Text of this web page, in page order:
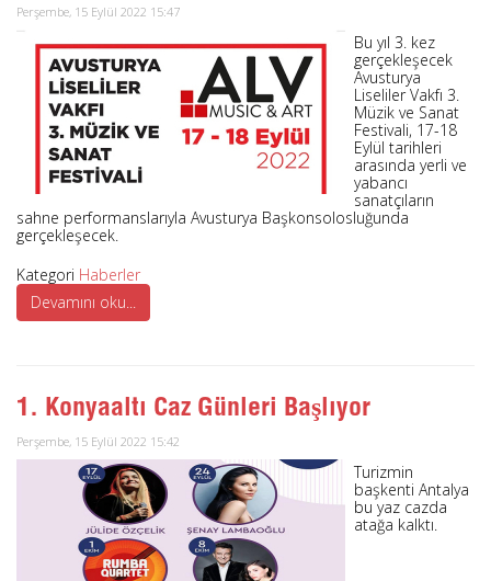
Perşembe, 15 Eylül 2022 15:47
Bu yıl 3. kez
gerçekleşecek
Avusturya
Liseliler Vakfı 3.
Müzik ve Sanat
Festivali, 17-18
Eylül tarihleri
arasında yerli ve
yabancı
sanatçıların
sahne performanslarıyla Avusturya Başkonsolosluğunda
gerçekleşecek.
Kategori Haberler
Devamını oku...
1. Konyaaltı Caz Günleri Başlıyor
Perşembe, 15 Eylül 2022 15:42
Turizmin
başkenti Antalya
bu yaz cazda
atağa kalktı.